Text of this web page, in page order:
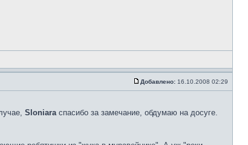
Добавлено: 16.10.2008 02:29
Sloniaraспасибо за замечание, обдумаю на досуге.